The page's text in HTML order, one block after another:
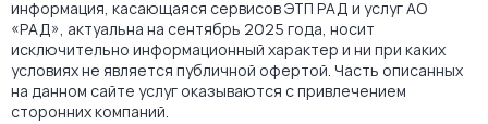
информация, касающаяся сервисов ЭТП РАД и услуг АО
«РАД», актуальна на сентябрь 2025 года, носит
исключительно информационный характер и ни при каких
условиях не является публичной офертой. Часть описанных
на данном сайте услуг оказываются с привлечением
сторонних компаний.